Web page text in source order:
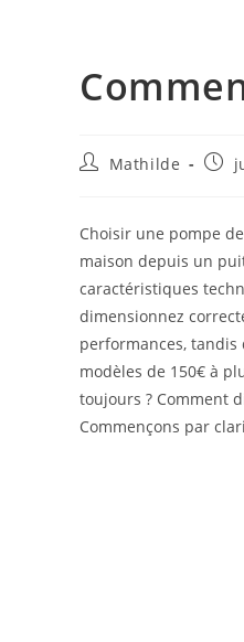
Mathilde
Choisir une pompe
maison depuis un
caractéristiques
dimensionnez
performances, tandis
modèles de 150€ à
toujours ? Comment
Commençons par